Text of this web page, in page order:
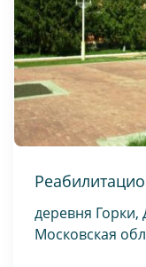
деревня
Московская